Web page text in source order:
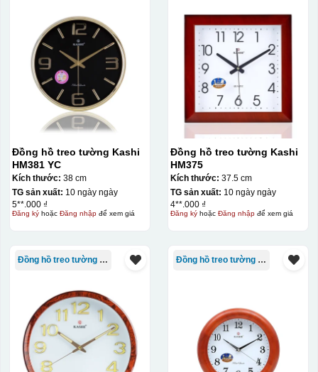
Đồng hồ treo tường Kashi
HM381 YC
Kích thước: 38 cm
TG sản xuất: 10 ngày ngày
5**.000 ₫
Đăng kýhoặc Đăng nhậpđể xem giá
Đồng hồ treo tường Kashi
HM375
Kích thước: 37.5 cm
TG sản xuất: 10 ngày ngày
4**.000 ₫
Đăng kýhoặc Đăng nhậpđể xem giá
Đồng hồ treo tường Kashi Đồng hồ treo tường Kashi